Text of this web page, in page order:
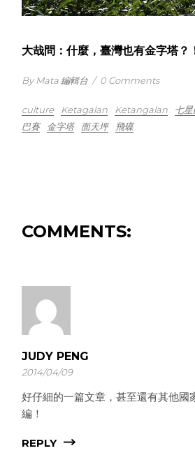
大哉問：什麼，臺灣也有金字塔？
By Mata 編輯台 / 0 Comments
culture Ketagalan Ketangalan 七
巴賽
金字塔 面天坪 飛碟
COMMENTS:
JUDY PENG
2014/04/09
好仔細的一篇文章，甚至還有其他國
編！
REPLY